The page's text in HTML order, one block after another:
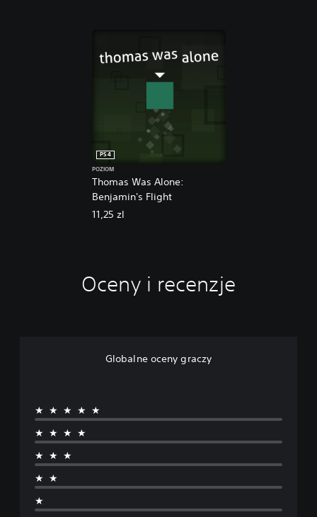
Thomas Was Alone:
Benjamin's Flight
PS4
POZIOM
11,25 zl
Oceny i recenzje
Globalne oceny graczy
★★★★★
★★★★
★★★
★★
★